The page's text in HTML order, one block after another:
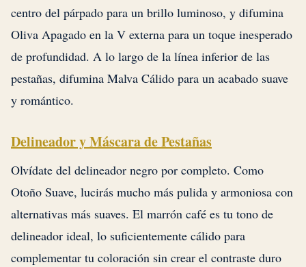
centro del párpado para un brillo luminoso, y difumina
Oliva Apagado en la V externa para un toque inesperado
de profundidad. A lo largo de la línea inferior de las
pestañas, difumina Malva Cálido para un acabado suave
y romántico.
Delineador y Máscara de Pestañas
Olvídate del delineador negro por completo. Como
Otoño Suave, lucirás mucho más pulida y armoniosa con
alternativas más suaves. El marrón café es tu tono de
delineador ideal, lo suficientemente cálido para
complementar tu coloración sin crear el contraste duro